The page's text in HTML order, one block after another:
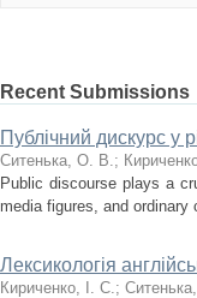
Recent Submissions
Публічний дискурс у
Ситенька, О. В.;
Public discourse plays a
media figures, and
Лексикологія
Кириченко, І. С.;